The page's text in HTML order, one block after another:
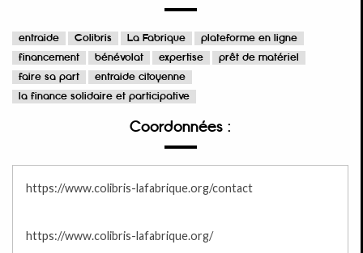
entraide Colibris La Fabrique
plateforme en ligne
financement
bénévolat expertise
prêt de matériel
faire sa part
entraide citoyenne
la finance solidaire et participative
Coordonnées :
https://www.colibris-lafabrique.org/contact
https://www.colibris-lafabrique.org/